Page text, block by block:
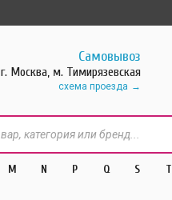
Самовывоз
г. Москва, м. Тимирязевская
схема проезда
M N P Q S T